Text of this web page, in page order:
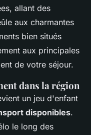
allant des
aux charmantes
bien situés
aux principales
de votre séjour.
dans la région
un jeu d'enfant
disponibles.
le long des